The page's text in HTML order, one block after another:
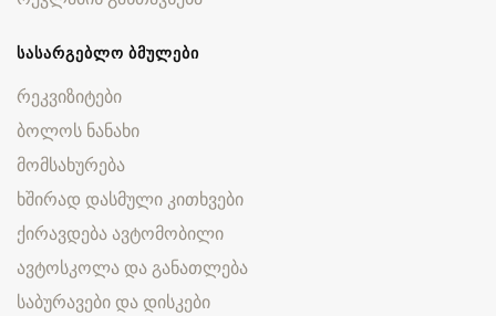
ᲡᲐᲡᲐᲠᲒᲔᲑᲚᲝ ᲑᲛᲣᲚᲔᲑᲘ
რეკვიზიტები
ბოლოს ნანახი
მომსახურება
ხშირად დასმული კითხვები
ქირავდება ავტომობილი
ავტოსკოლა და განათლება
საბურავები და დისკები